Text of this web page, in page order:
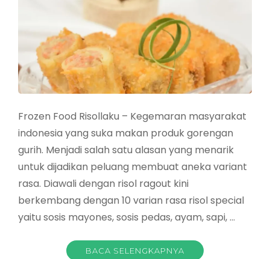
Frozen Food Risollaku – Kegemaran masyarakat
indonesia yang suka makan produk gorengan
gurih. Menjadi salah satu alasan yang menarik
untuk dijadikan peluang membuat aneka variant
rasa. Diawali dengan risol ragout kini
berkembang dengan 10 varian rasa risol special
yaitu sosis mayones, sosis pedas, ayam, sapi, …
BACA SELENGKAPNYA